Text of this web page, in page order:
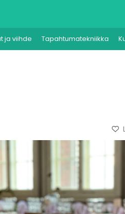
ja viihde Tapahtumatekniikka